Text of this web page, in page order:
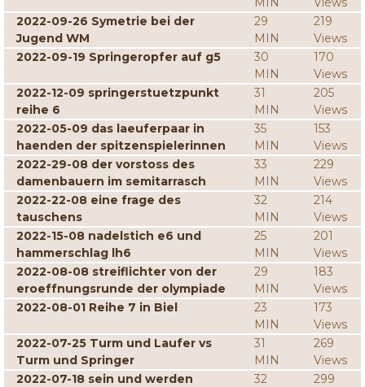
2022-09-26 Symetrie bei der
Jugend WM
29
MIN
219
Views
2022-09-19 Springeropfer auf g5
30
MIN
170
Views
2022-12-09 springerstuetzpunkt
reihe 6
31
MIN
205
Views
2022-05-09 das laeuferpaar in
haenden der spitzenspielerinnen
35
MIN
153
Views
2022-29-08 der vorstoss des
damenbauern im semitarrasch
33
MIN
229
Views
2022-22-08 eine frage des
tauschens
32
MIN
214
Views
2022-15-08 nadelstich e6 und
hammerschlag lh6
25
MIN
201
Views
2022-08-08 streiflichter von der
eroeffnungsrunde der olympiade
29
MIN
183
Views
2022-08-01 Reihe 7 in Biel
23
MIN
173
Views
2022-07-25 Turm und Laufer vs
Turm und Springer
31
MIN
269
Views
2022-07-18 sein und werden
32
299